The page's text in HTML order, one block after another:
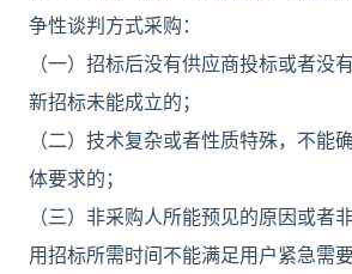
争性谈判方式采购：
（一）招标后没有供应商投标或者没
新招标未能成立的；
（二）技术复杂或者性质特殊，不能
体要求的；
（三）非采购人所能预见的原因或者
用招标所需时间不能满足用户紧急需要